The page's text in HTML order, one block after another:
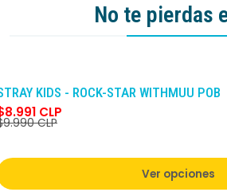
No te pierdas
KIDS - ROCK-STAR WITHMUU POB
CLP
CLP
Ver opciones